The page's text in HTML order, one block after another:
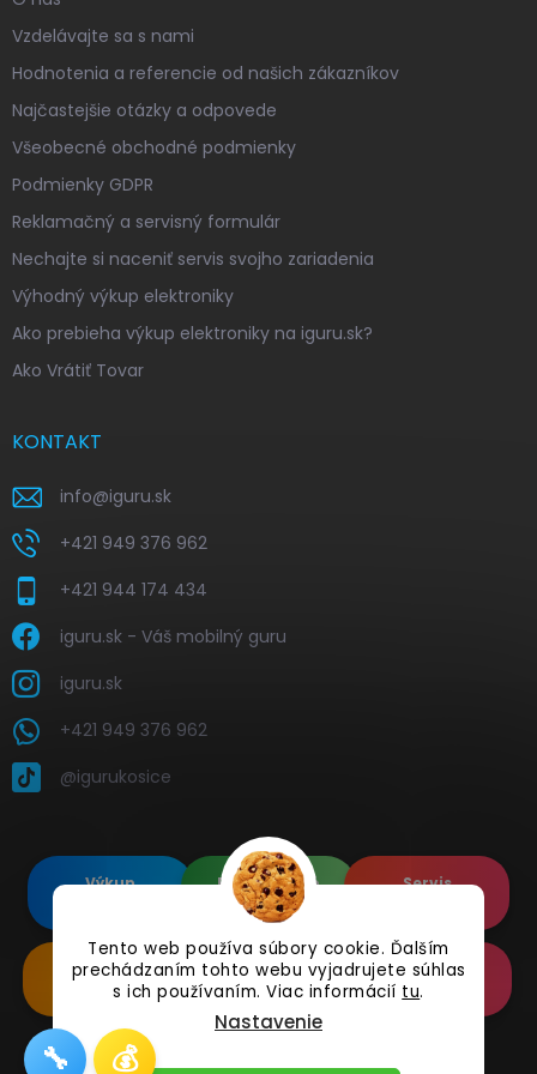
Tento web používa súbory cookie. Ďalším
prechádzaním tohto webu vyjadrujete súhlas
s ich používaním. Viac informácií tu.
Nastavenie
Vzdelávajte sa s nami
Hodnotenia a referencie od našich zákazníkov
Najčastejšie otázky a odpovede
Všeobecné obchodné podmienky
Podmienky GDPR
Reklamačný a servisný formulár
Nechajte si naceniť servis svojho zariadenia
Výhodný výkup elektroniky
Ako prebieha výkup elektroniky na iguru.sk?
Ako Vrátiť Tovar
KONTAKT
info@iguru.sk
+421 949 376 962
+421 944 174 434
iguru.sk - Váš mobilný guru
iguru.sk
+421 949 376 962
@igurukosice
Výkup
Renovované
Apple's
Servis
Renovované
Samsung's
Doplnkové
Príslušenstvo
Online
Reklamácia
🔧 💰